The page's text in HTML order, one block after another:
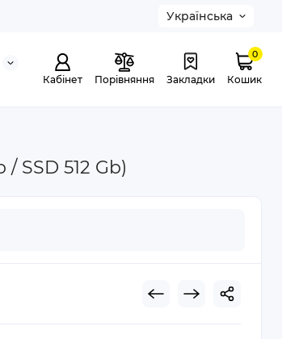
Українська
Кабінет Порівняння Закладки
0
Кошик
SSD 512 Gb)